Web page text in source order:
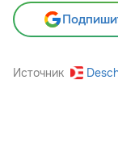
Источник